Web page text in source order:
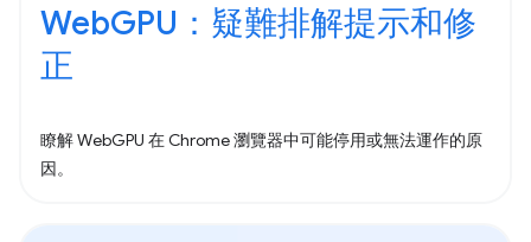
WebGPU：疑難排解提示和修
正
瞭解 WebGPU 在 Chrome 瀏覽器中可能停用或無法運作的原
因。